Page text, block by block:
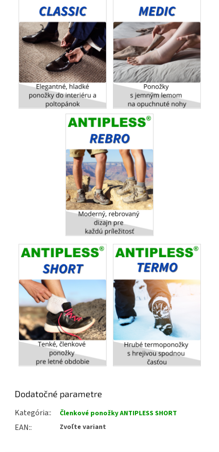
Dodatočné parametre
Kategória: Členkové ponožky ANTIPLESS SHORT
EAN: Zvoľte variant